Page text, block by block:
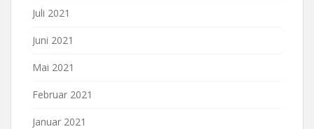
Juli 2021
Juni 2021
Mai 2021
Februar 2021
Januar 2021